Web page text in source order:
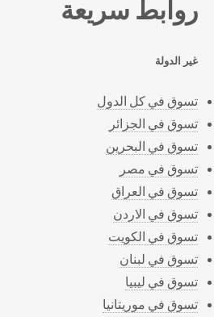
روابط سريعة
غير الدولة
تسوق في كل الدول
تسوق في الجزائر
تسوق في البحرين
تسوق في مصر
تسوق في العراق
تسوق في الاردن
تسوق في الكويت
تسوق في لبنان
تسوق في ليبيا
تسوق في موريتانيا